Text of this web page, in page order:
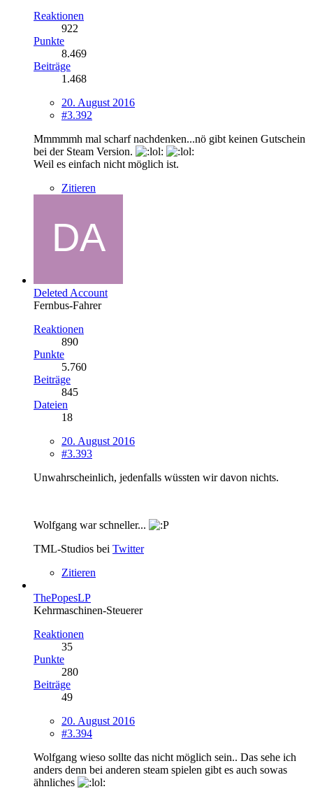
Reaktionen
922
Punkte
8.469
Beiträge
1.468
20. August 2016
#3.392
Mmmmmh mal scharf nachdenken...nö gibt keinen Gutschein
bei der Steam Version.
Weil es einfach nicht möglich ist.
Zitieren
Deleted Account
Fernbus-Fahrer
Reaktionen
890
Punkte
5.760
Beiträge
845
Dateien
18
20. August 2016
#3.393
Unwahrscheinlich, jedenfalls wüssten wir davon nichts.
Wolfgang war schneller...
TML-Studios bei Twitter
Zitieren
ThePopesLP
Kehrmaschinen-Steuerer
Reaktionen
35
Punkte
280
Beiträge
49
20. August 2016
#3.394
Wolfgang wieso sollte das nicht möglich sein.. Das sehe ich
anders denn bei anderen steam spielen gibt es auch sowas
ähnliches